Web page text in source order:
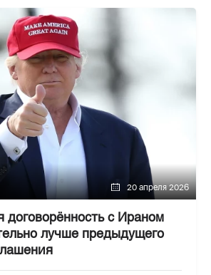
20 апреля 2026
договорённость с Ираном
лучше предыдущего